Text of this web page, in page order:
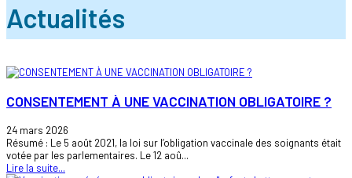
Actualités
CONSENTEMENT À UNE VACCINATION OBLIGATOIRE ?
24 mars 2026
Résumé : Le 5 août 2021, la loi sur l’obligation vaccinale des soignants était
votée par les parlementaires. Le 12 aoû...
Lire la suite...